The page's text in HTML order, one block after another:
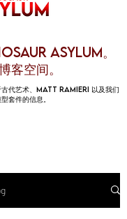
Asylum。
客空间。
古代艺术、Matt ramieri 以及我们
套件的信息。